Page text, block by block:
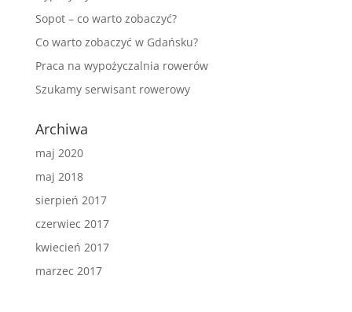
Sopot – co warto zobaczyć?
Co warto zobaczyć w Gdańsku?
Praca na wypożyczalnia rowerów
Szukamy serwisant rowerowy
Archiwa
maj 2020
maj 2018
sierpień 2017
czerwiec 2017
kwiecień 2017
marzec 2017